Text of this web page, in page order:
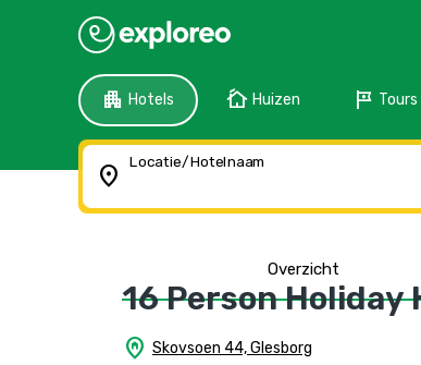
apartment Hotels cottage Huizen tour Tours
location_on Locatie/Hotelnaam
Overzicht
16 Person Holiday
home_pin Skovsoen 44, Glesborg